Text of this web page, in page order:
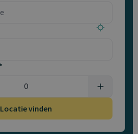
Locatie vinden